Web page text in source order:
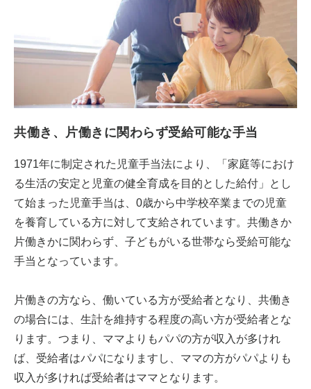
共働き、片働きに関わらず受給可能な手当
1971年に制定された児童手当法により、「家庭等におけ
る生活の安定と児童の健全育成を目的とした給付」とし
て始まった児童手当は、0歳から中学校卒業までの児童
を養育している方に対して支給されています。共働きか
片働きかに関わらず、子どもがいる世帯なら受給可能な
手当となっています。
片働きの方なら、働いている方が受給者となり、共働き
の場合には、生計を維持する程度の高い方が受給者とな
ります。つまり、ママよりもパパの方が収入が多けれ
ば、受給者はパパになりますし、ママの方がパパよりも
収入が多ければ受給者はママとなります。